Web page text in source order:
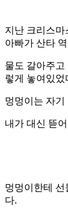
지난 크리스마
아빠가 산타
물도 갈아주고
렇게 놓여있었
멍멍이는 자기
내가 대신 뜯
멍멍이한테
다.